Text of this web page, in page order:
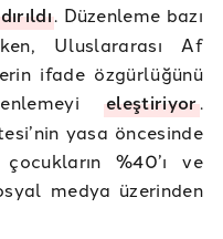
. Düzenleme bazı
Uluslararası Af
ifade özgürlüğünü
eleştiriyor.
yasa öncesinde
%40’ı ve
medya üzerinden